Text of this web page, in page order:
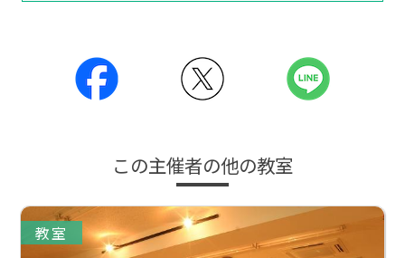
この主催者の他の教室
教室